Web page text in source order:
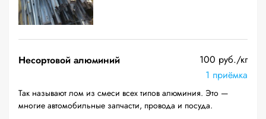
Несортовой алюминий
100 руб./кг
1 приёмка
Так называют лом из смеси всех типов алюминия. Это —
многие автомобильные запчасти, провода и посуда.